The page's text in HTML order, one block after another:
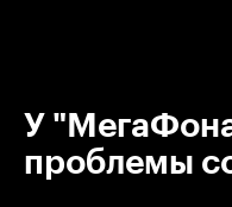
У
проблемы